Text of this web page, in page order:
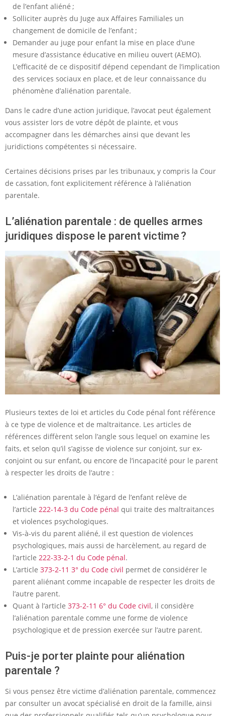
de l’enfant aliéné ;
Solliciter auprès du Juge aux Affaires Familiales un
changement de domicile de l’enfant ;
Demander au juge pour enfant la mise en place d’une
mesure d’assistance éducative en milieu ouvert (AEMO).
L’efficacité de ce dispositif dépend cependant de l’implication
des services sociaux en place, et de leur connaissance du
phénomène d’aliénation parentale.
Dans le cadre d’une action juridique, l’avocat peut également
vous assister lors de votre dépôt de plainte, et vous
accompagner dans les démarches ainsi que devant les
juridictions compétentes si nécessaire.
Certaines décisions prises par les tribunaux, y compris la Cour
de cassation, font explicitement référence à l’aliénation
parentale.
L’aliénation parentale : de quelles armes
juridiques dispose le parent victime ?
Plusieurs textes de loi et articles du Code pénal font référence
à ce type de violence et de maltraitance. Les articles de
références diffèrent selon l’angle sous lequel on examine les
faits, et selon qu’il s’agisse de violence sur conjoint, sur ex-
conjoint ou sur enfant, ou encore de l’incapacité pour le parent
à respecter les droits de l’autre :
L’aliénation parentale à l’égard de l’enfant relève de
l’article 222-14-3 du Code pénal qui traite des maltraitances
et violences psychologiques.
Vis-à-vis du parent aliéné, il est question de violences
psychologiques, mais aussi de harcèlement, au regard de
l’article 222-33-2-1 du Code pénal.
L’article 373-2-11 3° du Code civil permet de considérer le
parent aliénant comme incapable de respecter les droits de
l’autre parent.
Quant à l’article 373-2-11 6° du Code civil, il considère
l’aliénation parentale comme une forme de violence
psychologique et de pression exercée sur l’autre parent.
Puis-je porter plainte pour aliénation
parentale ?
Si vous pensez être victime d’aliénation parentale, commencez
par consulter un avocat spécialisé en droit de la famille, ainsi